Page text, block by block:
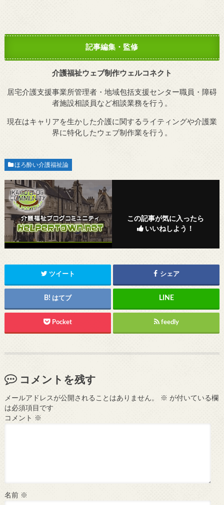
記事編集・監修
介護福祉ウェブ制作ウェルコネクト
居宅介護支援事業所管理者・地域包括支援センター職員・障碍
者施設相談員など相談業務を行う。
現在はキャリアを生かした介護に関するライティングや介護業
界に特化したウェブ制作業を行う。
ほろ酔い介護福祉論
この記事が気に入ったら
いいねしよう！
ツイート シェア
はてブ
Pocket feedly
コメントを残す
メールアドレスが公開されることはありません。 ※ が付いている欄
は必須項目です
コメント
※
名前 ※